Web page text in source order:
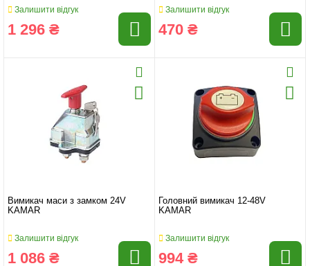
Залишити відгук
1 296 ₴
Залишити відгук
470 ₴
Вимикач маси з замком 24V
KAMAR
Залишити відгук
1 086 ₴
Головний вимикач 12-48V
KAMAR
Залишити відгук
994 ₴